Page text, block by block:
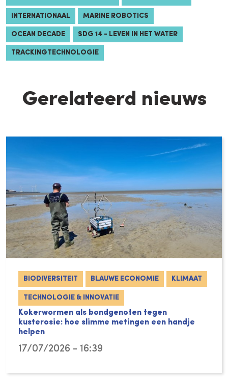
INTERNATIONAAL MARINE ROBOTICS
OCEAN DECADE SDG 14 - LEVEN IN HET WATER
TRACKINGTECHNOLOGIE
Gerelateerd nieuws
BIODIVERSITEIT BLAUWE ECONOMIE KLIMAAT
TECHNOLOGIE & INNOVATIE
Kokerwormen als bondgenoten tegen
kusterosie: hoe slimme metingen een handje
helpen
17/07/2026 - 16:39